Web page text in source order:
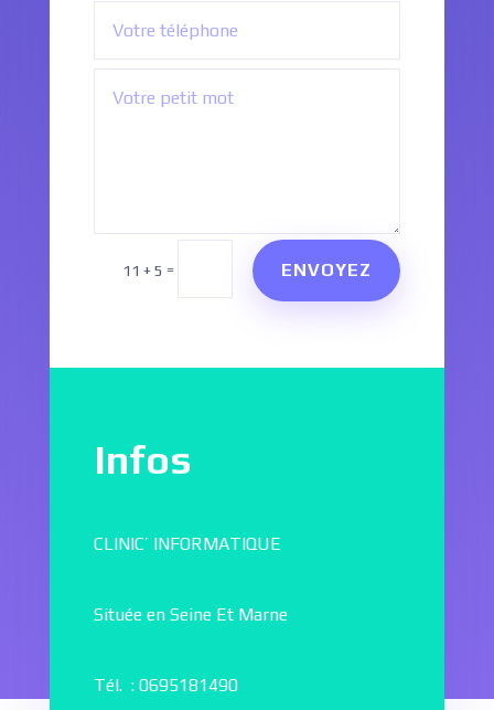
11 + 5 = ENVOYEZ
Infos
CLINIC’ INFORMATIQUE
Située en Seine Et Marne
Tél. : 0695181490